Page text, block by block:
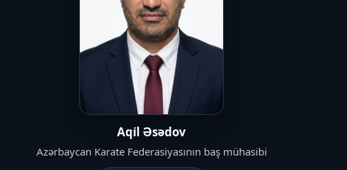
Aqi̇l Əsədov
Azərbaycan Karate Federasiyasının baş mühasibi